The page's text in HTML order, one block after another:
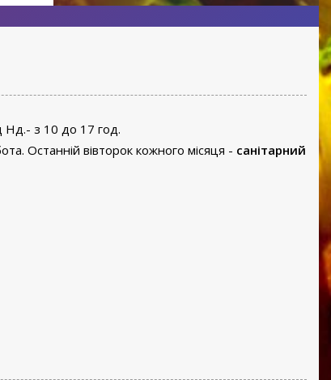
Нд.- з 10 до 17 год.
Останній вівторок кожного місяця - санітарний